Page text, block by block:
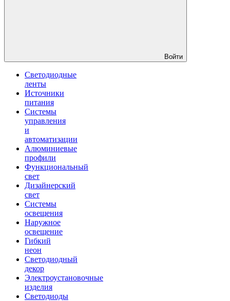
Войти
Светодиодные
ленты
Источники
питания
Системы
управления
и
автоматизации
Алюминиевые
профили
Функциональный
свет
Дизайнерский
свет
Системы
освещения
Наружное
освещение
Гибкий
неон
Светодиодный
декор
Электроустановочные
изделия
Светодиоды